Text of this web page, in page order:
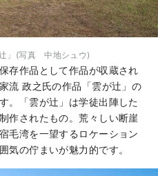
」(写真 中地シュウ)
存作品として作品が収蔵され
流 政之氏の作品「雲が辻」の
。「雲が辻」は学徒出陣した
作されたもの。荒々しい断崖
毛湾を一望するロケーション
気の佇まいが魅力的です。